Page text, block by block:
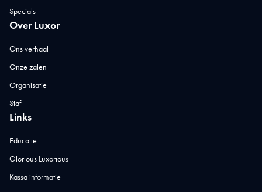
Specials
Over Luxor
Ons verhaal
Onze zalen
Organisatie
Staf
Links
Educatie
Glorious Luxorious
Kassa informatie